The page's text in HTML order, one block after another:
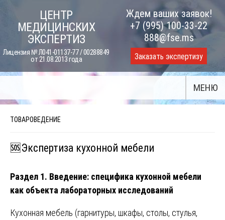
content
ЦЕНТР
МЕДИЦИНСКИХ
ЭКСПЕРТИЗ
Лицензия № Л041-01137-77 / 00288849
от 21.08.2013 года
Ждем ваших заявок!
+7 (995) 100-33-22
888@fse.ms
Заказать экспертизу
МЕНЮ
ТОВАРОВЕДЕНИЕ
🆘Экспертиза кухонной мебели
Раздел 1. Введение: специфика кухонной мебели
как объекта лабораторных исследований
Кухонная мебель (гарнитуры, шкафы, столы, стулья,